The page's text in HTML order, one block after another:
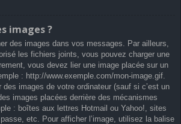
images ?
des images dans vos messages. Par ailleurs,
les fichiers joints, vous pouvez charger une
vous devez lier une image placée sur un
: http://www.exemple.com/mon-image.gif.
images de votre ordinateur (sauf si c’est un
images placées derrière des mécanismes
: boîtes aux lettres Hotmail ou Yahoo!, sites
etc. Pour afficher l’image, utilisez la balise